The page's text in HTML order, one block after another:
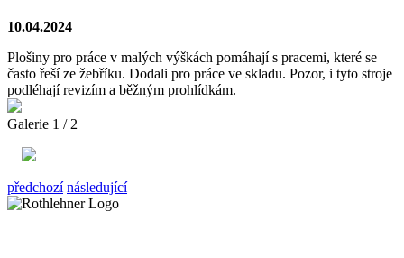
10.04.2024
Plošiny pro práce v malých výškách pomáhají s pracemi, které se
často řeší ze žebříku. Dodali pro práce ve skladu. Pozor, i tyto stroje
podléhají revizím a běžným prohlídkám.
Galerie 1 / 2
předchozí následující